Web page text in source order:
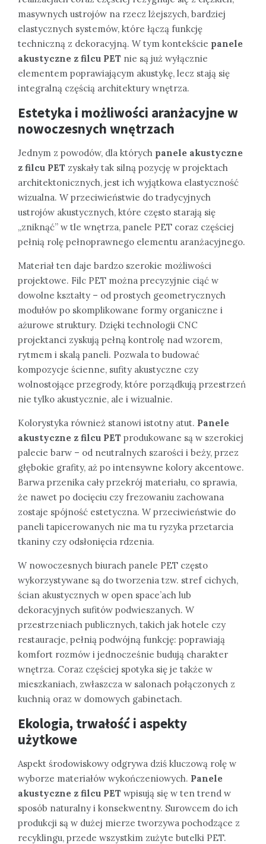
masywnych ustrojów na rzecz lżejszych, bardziej
elastycznych systemów, które łączą funkcję
techniczną z dekoracyjną. W tym kontekście panele
akustyczne z filcu PET nie są już wyłącznie
elementem poprawiającym akustykę, lecz stają się
integralną częścią architektury wnętrza.
Estetyka i możliwości aranżacyjne w
nowoczesnych wnętrzach
Jednym z powodów, dla których panele akustyczne
z filcu PET zyskały tak silną pozycję w projektach
architektonicznych, jest ich wyjątkowa elastyczność
wizualna. W przeciwieństwie do tradycyjnych
ustrojów akustycznych, które często starają się
„zniknąć” w tle wnętrza, panele PET coraz częściej
pełnią rolę pełnoprawnego elementu aranżacyjnego.
Materiał ten daje bardzo szerokie możliwości
projektowe. Filc PET można precyzyjnie ciąć w
dowolne kształty – od prostych geometrycznych
modułów po skomplikowane formy organiczne i
ażurowe struktury. Dzięki technologii CNC
projektanci zyskują pełną kontrolę nad wzorem,
rytmem i skalą paneli. Pozwala to budować
kompozycje ścienne, sufity akustyczne czy
wolnostojące przegrody, które porządkują przestrzeń
nie tylko akustycznie, ale i wizualnie.
Kolorystyka również stanowi istotny atut. Panele
akustyczne z filcu PET produkowane są w szerokiej
palecie barw – od neutralnych szarości i beży, przez
głębokie grafity, aż po intensywne kolory akcentowe.
Barwa przenika cały przekrój materiału, co sprawia,
że nawet po docięciu czy frezowaniu zachowana
zostaje spójność estetyczna. W przeciwieństwie do
paneli tapicerowanych nie ma tu ryzyka przetarcia
tkaniny czy odsłonięcia rdzenia.
W nowoczesnych biurach panele PET często
wykorzystywane są do tworzenia tzw. stref cichych,
ścian akustycznych w open space’ach lub
dekoracyjnych sufitów podwieszanych. W
przestrzeniach publicznych, takich jak hotele czy
restauracje, pełnią podwójną funkcję: poprawiają
komfort rozmów i jednocześnie budują charakter
wnętrza. Coraz częściej spotyka się je także w
mieszkaniach, zwłaszcza w salonach połączonych z
kuchnią oraz w domowych gabinetach.
Ekologia, trwałość i aspekty
użytkowe
Aspekt środowiskowy odgrywa dziś kluczową rolę w
wyborze materiałów wykończeniowych. Panele
akustyczne z filcu PET wpisują się w ten trend w
sposób naturalny i konsekwentny. Surowcem do ich
produkcji są w dużej mierze tworzywa pochodzące z
recyklingu, przede wszystkim zużyte butelki PET.